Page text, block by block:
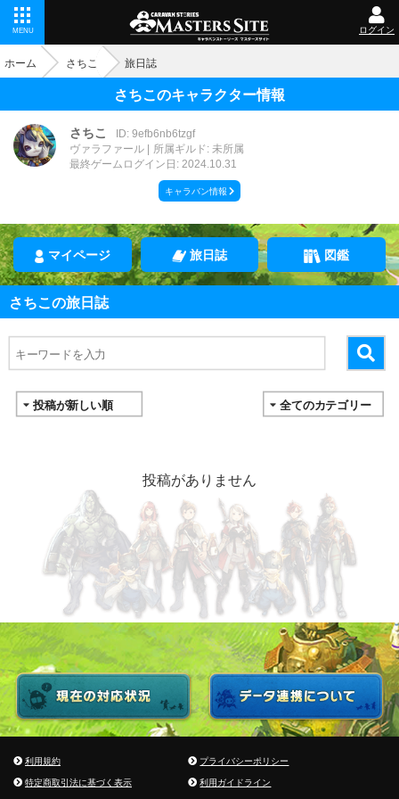
MENU ログイン
ホーム さちこ 旅日誌
さちこのキャラクター情報
さちこ
ID: 9efb6nb6tzgf
ヴァラファール
所属ギルド: 未所属
最終ゲームログイン日: 2024.10.31
キャラバン情報
マイページ 旅日誌 図鑑
さちこの旅日誌
投稿がありません
利用規約
プライバシーポリシー
特定商取引法に基づく表示
利用ガイドライン